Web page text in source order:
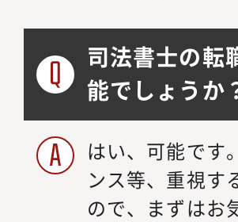
司法書士の転
能でしょうか
はい、可能です
ンス等、重視す
ので、まずはお